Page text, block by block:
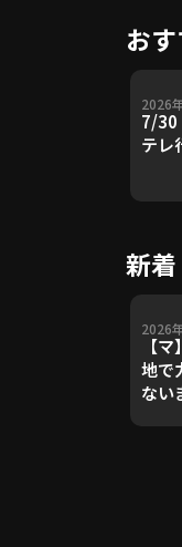
お
2026
7/30
テレ
新着
2026
【
地で
ない